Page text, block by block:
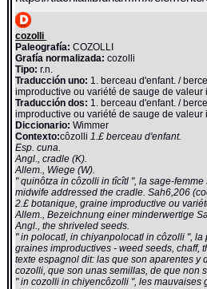
cozolli
Paleografía: COZOLLI
Grafía normalizada: cozolli
Tipo: r.n.
Traducción uno: 1. berceau d'enfant. /
improductive ou variété de sauge de valeur
Traducción dos: 1. berceau d'enfant. /
improductive ou variété de sauge de valeur
Diccionario:Wimmer
Contexto:côzolli1.£ berceau d'enfant.
Esp. cuna.
Angl., cradle (K).
Allem., Wiege (W).
" quinôtza in côzolli in tîcîtl ", la sage-
midwife addressed the cradle. Sah6,206
2.£ botanique, graine improductive ou
Allem., Bezeichnung einer minderwertige
Angl., the shriveled seeds.
" in polocatl, in chiyanpolocatl in côzolli ",
graines improductives - weed seeds, chaff,
texte espagnol dit: las que son aparentes y
cozolli, que son unas semillas, de que non
" in cozolli in chiyencôzolli ", les mauvaises